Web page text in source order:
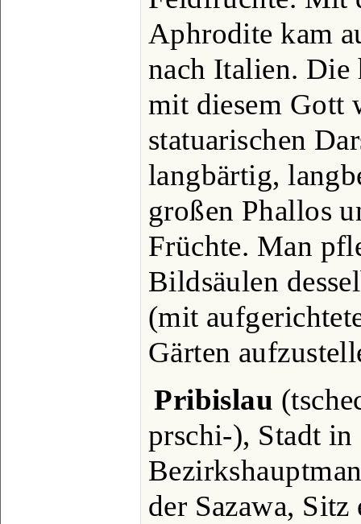
Aphrodite kam
nach Italien. Die
mit diesem Gott
statuarischen
langbärtig,
großen Phallos
Früchte. Man
Bildsäulen
(mit
Gärten
Pribislau
prschi-), Stadt in
der Sazawa,